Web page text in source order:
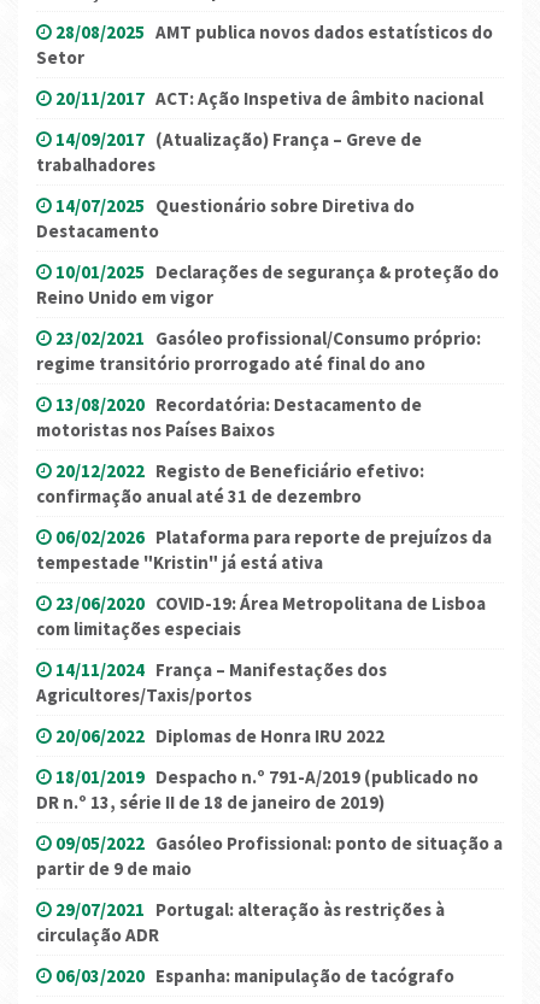
28/08/2025 AMT publica novos dados estatísticos do
Setor
20/11/2017 ACT: Ação Inspetiva de âmbito nacional
14/09/2017 (Atualização) França – Greve de
trabalhadores
14/07/2025 Questionário sobre Diretiva do
Destacamento
10/01/2025 Declarações de segurança & proteção do
Reino Unido em vigor
23/02/2021 Gasóleo profissional/Consumo próprio:
regime transitório prorrogado até final do ano
13/08/2020 Recordatória: Destacamento de
motoristas nos Países Baixos
20/12/2022 Registo de Beneficiário efetivo:
confirmação anual até 31 de dezembro
06/02/2026 Plataforma para reporte de prejuízos da
tempestade "Kristin" já está ativa
23/06/2020 COVID-19: Área Metropolitana de Lisboa
com limitações especiais
14/11/2024 França – Manifestações dos
Agricultores/Taxis/portos
20/06/2022 Diplomas de Honra IRU 2022
18/01/2019 Despacho n.º 791-A/2019 (publicado no
DR n.º 13, série II de 18 de janeiro de 2019)
09/05/2022 Gasóleo Profissional: ponto de situação a
partir de 9 de maio
29/07/2021 Portugal: alteração às restrições à
circulação ADR
06/03/2020 Espanha: manipulação de tacógrafo